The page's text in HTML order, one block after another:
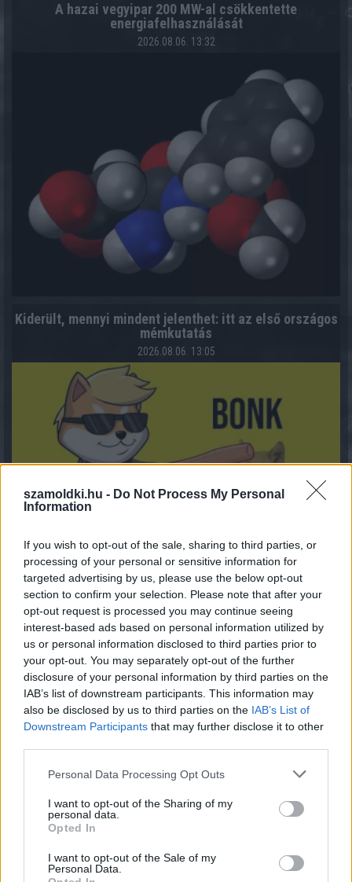
szamoldki.hu - Do Not Process My Personal
Information
If you wish to opt-out of the sale, sharing to third parties, or
processing of your personal or sensitive information for
targeted advertising by us, please use the below opt-out
section to confirm your selection. Please note that after your
opt-out request is processed you may continue seeing
interest-based ads based on personal information utilized by
us or personal information disclosed to third parties prior to
your opt-out. You may separately opt-out of the further
disclosure of your personal information by third parties on the
IAB’s list of downstream participants. This information may
also be disclosed by us to third parties on the IAB’s List of
Downstream Participants that may further disclose it to other
Please note that this website/app uses one or more Google
not limited to your visit or usage behaviour. You may click to
grant or deny consent to Google and its third-party tags to
use your data for below specified purposes in below Google
consent section.
Personal Data Processing Opt Outs
I want to opt-out of the Sharing of my
personal data.
Opted In
I want to opt-out of the Sale of my
Personal Data.
A hazai vegyipar 200 MW-al csökkentette
energiafelhasználását
2026.08.06. 13:32
Kiderült, mennyi mindent jelenthet: itt az első országos
mémkutatás
2026.08.06. 13:05
Húsz lakóközösség nyert milliókat – panelok és
téglaépületek is megújulnak országszerte
2026.08.06. 13:00
Elfelejtetted, meddig parkolsz? már a telefonod
kezdőképernyőjén is láthatod